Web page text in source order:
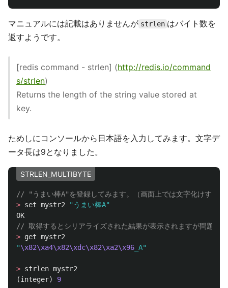
マニュアルには記載はありませんが strlen はバイト数を
返すようです。
[redis command - strlen] (http://redis.io/command
s/strlen)
Returns the length of the string value stored at
key.
ためしにコンソールから日本語を入力してみます。文字デ
ータ長は9となりました。
STRLEN_MULTIBYTE
// "うまい棒A"を登録してみます。（画面上では文字化けすると
> set mystr2
"うまい棒A"
OK
// 取得するとシリアライズされた結果が表示されますが問題あ
> get mystr2
"\x82\xa4\x82\xdc\x82\xa2\x96 _A"
> strlen mystr2
(integer) 9